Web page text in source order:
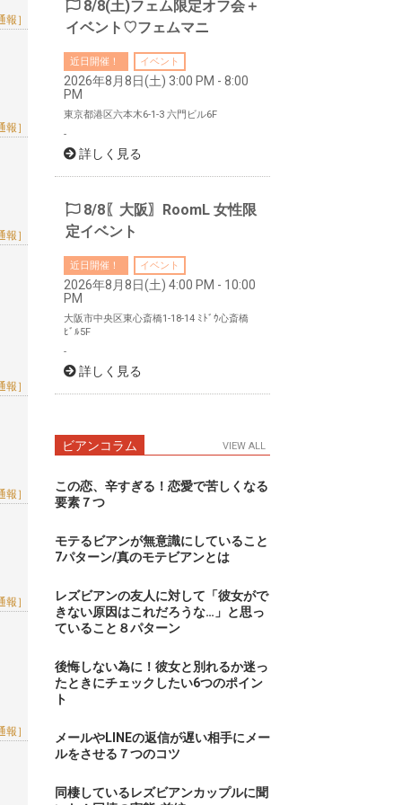
報］
報］
報］
報］
報］
報］
報］
8/8(土)フェム限定オフ会＋
イベント♡フェムマニ
近日開催！ イベント
2026年8月8日(土) 3:00 PM - 8:00
PM
東京都港区六本木6-1-3 六門ビル6F
-
詳しく見る
8/8〖大阪〗RoomL 女性限
定イベント
近日開催！ イベント
2026年8月8日(土) 4:00 PM - 10:00
PM
大阪市中央区東心斎橋1-18-14 ﾐﾄﾞｳ心斎橋
ﾋﾞﾙ5F
-
詳しく見る
ビアンコラム VIEW ALL
この恋、辛すぎる！恋愛で苦しくなる
要素７つ
モテるビアンが無意識にしていること
7パターン/真のモテビアンとは
レズビアンの友人に対して「彼女がで
きない原因はこれだろうな…」と思っ
ていること８パターン
後悔しない為に！彼女と別れるか迷っ
たときにチェックしたい6つのポイン
ト
メールやLINEの返信が遅い相手にメー
ルをさせる７つのコツ
同棲しているレズビアンカップルに聞